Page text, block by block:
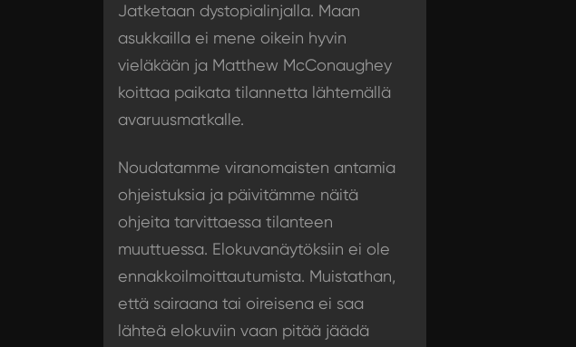
Jatketaan dystopialinjalla. Maan
asukkailla ei mene oikein hyvin
vieläkään ja Matthew McConaughey
koittaa paikata tilannetta lähtemällä
avaruusmatkalle.
Noudatamme viranomaisten antamia
ohjeistuksia ja päivitämme näitä
ohjeita tarvittaessa tilanteen
muuttuessa. Elokuvanäytöksiin ei ole
ennakkoilmoittautumista. Muistathan,
että sairaana tai oireisena ei saa
lähteä elokuviin vaan pitää jäädä